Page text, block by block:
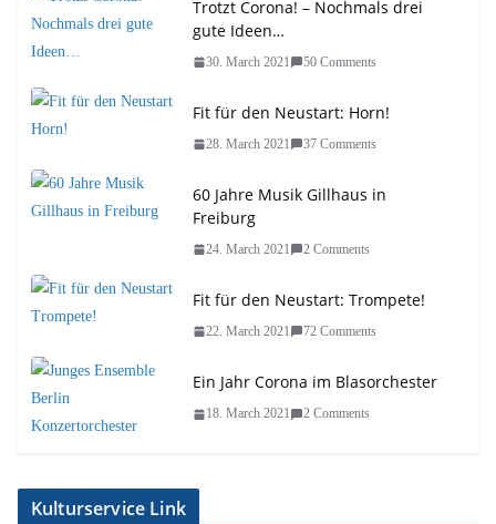
Trotzt Corona! – Nochmals drei
gute Ideen…
30. March 2021 50 Comments
Fit für den Neustart: Horn!
28. March 2021 37 Comments
60 Jahre Musik Gillhaus in
Freiburg
24. March 2021 2 Comments
Fit für den Neustart: Trompete!
22. March 2021 72 Comments
Ein Jahr Corona im Blasorchester
18. March 2021 2 Comments
Kulturservice Link